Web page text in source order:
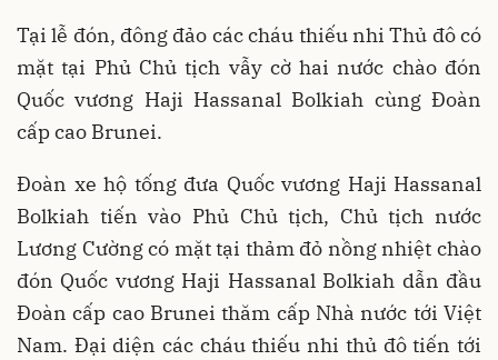
Tại lễ đón, đông đảo các cháu thiếu nhi Thủ đô có
mặt tại Phủ Chủ tịch vẫy cờ hai nước chào đón
Quốc vương Haji Hassanal Bolkiah cùng Đoàn
cấp cao Brunei.
Đoàn xe hộ tống đưa Quốc vương Haji Hassanal
Bolkiah tiến vào Phủ Chủ tịch, Chủ tịch nước
Lương Cường có mặt tại thảm đỏ nồng nhiệt chào
đón Quốc vương Haji Hassanal Bolkiah dẫn đầu
Đoàn cấp cao Brunei thăm cấp Nhà nước tới Việt
Nam. Đại diện các cháu thiếu nhi thủ đô tiến tới